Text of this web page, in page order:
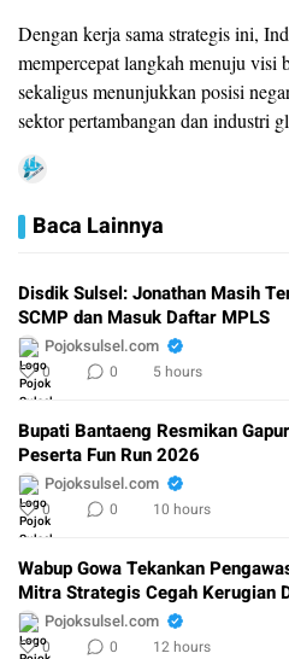
Dengan kerja sama strategis ini,
mempercepat langkah menuju visi
sekaligus menunjukkan posisi
sektor pertambangan dan industri
Baca Lainnya
Disdik Sulsel: Jonathan Masih
SCMP dan Masuk Daftar MPLS
Pojoksulsel.com
0 0 5 hours
Bupati Bantaeng Resmikan
Peserta Fun Run 2026
Pojoksulsel.com
0 0 10 hours
Wabup Gowa Tekankan
Mitra Strategis Cegah Kerugian
Pojoksulsel.com
0 0 12 hours